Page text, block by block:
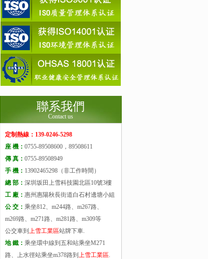
聯系我們
Contact us
定制熱線：139-0246-5298
座 機： 0755-89508600，89508611
傳 真： 0755-89508949
手 機： 13902465298（非工作時間）
總 部： 深圳坂田上雪科技園北區10號3樓
工 廠： 惠州惠陽秋長街道白石村邊塘小組
公 交： 乘坐812、m244路、m267路、
m269路、m271路、m281路、m309等
公交車到 上雪工業區站牌下車.
地 鐵： 乘坐環中線到五和站乘坐M271
路、上水徑站乘坐m378路到 上雪工業區.